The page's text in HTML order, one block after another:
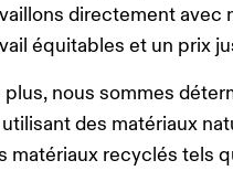
directement avec
équitables et un prix
plus, nous sommes
des matériaux
matériaux recyclés tels